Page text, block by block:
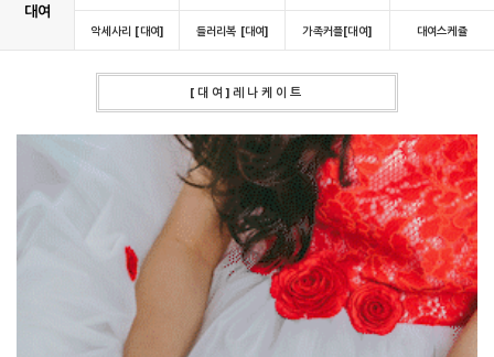
대여
악세사리 [대여] 들러리복 [대여] 가족커플[대여] 대여스케쥴
[대여]레나케이트